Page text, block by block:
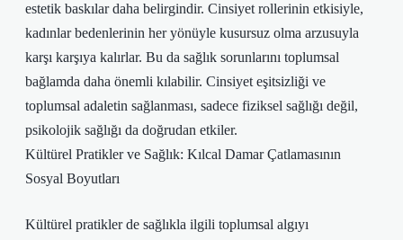
estetik baskılar daha belirgindir. Cinsiyet rollerinin etkisiyle,
kadınlar bedenlerinin her yönüyle kusursuz olma arzusuyla
karşı karşıya kalırlar. Bu da sağlık sorunlarını toplumsal
bağlamda daha önemli kılabilir. Cinsiyet eşitsizliği ve
toplumsal adaletin sağlanması, sadece fiziksel sağlığı değil,
psikolojik sağlığı da doğrudan etkiler.
Kültürel Pratikler ve Sağlık: Kılcal Damar Çatlamasının
Sosyal Boyutları
Kültürel pratikler de sağlıkla ilgili toplumsal algıyı